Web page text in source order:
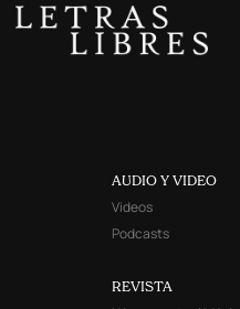
AUDIO Y VIDEO
Videos
Podcasts
REVISTA